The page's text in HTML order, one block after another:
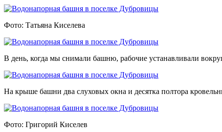
Фото: Татьяна Киселева
В день, когда мы снимали башню, рабочие устанавливали
На крыше башни два слуховых окна и десятка полтора
Фото: Григорий Киселев